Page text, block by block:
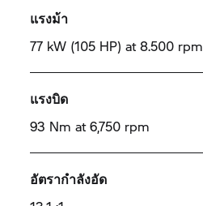
แรงม้า
77 kW (105 HP) at 8.500 rpm
แรงบิด
93 Nm at 6,750 rpm
อัตรากำลังอัด